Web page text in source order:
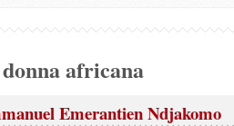
africana
Emerantien Ndjakomo